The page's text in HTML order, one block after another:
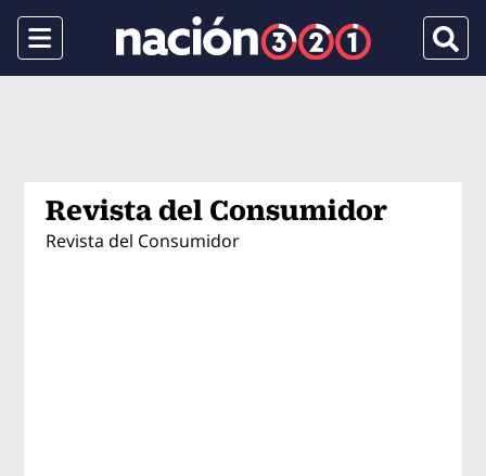
Menu
Revista del Consumidor
Revista del Consumidor